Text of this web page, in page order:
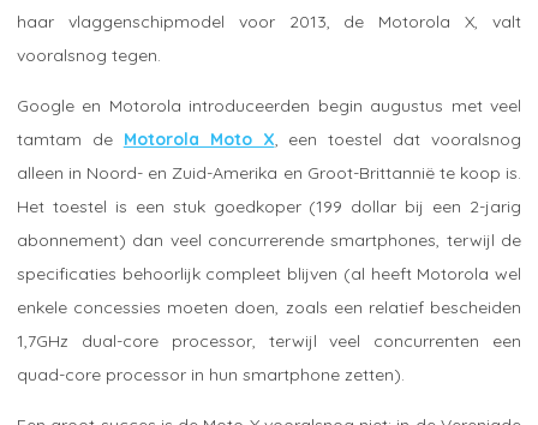
haar vlaggenschipmodel voor 2013, de Motorola X, valt
vooralsnog tegen.
Google en Motorola introduceerden begin augustus met veel
tamtam de Motorola Moto X , een toestel dat vooralsnog
alleen in Noord- en Zuid-Amerika en Groot-Brittannië te koop is.
Het toestel is een stuk goedkoper (199 dollar bij een 2-jarig
abonnement) dan veel concurrerende smartphones, terwijl de
specificaties behoorlijk compleet blijven (al heeft Motorola wel
enkele concessies moeten doen, zoals een relatief bescheiden
1,7GHz dual-core processor, terwijl veel concurrenten een
quad-core processor in hun smartphone zetten).